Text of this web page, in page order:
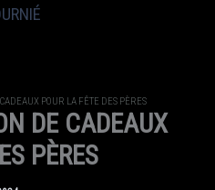
POUR LA FÊTE DES PÈRES
DE CADEAUX
PÈRES